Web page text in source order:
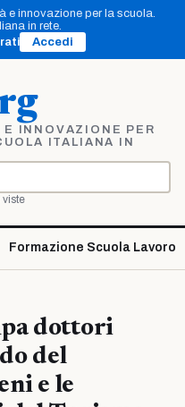
e innovazione per la scuola.
in rete.
Accedi
E INNOVAZIONE PER
ITALIANA IN
viste
Formazione Scuola Lavoro
dottori
del
e le